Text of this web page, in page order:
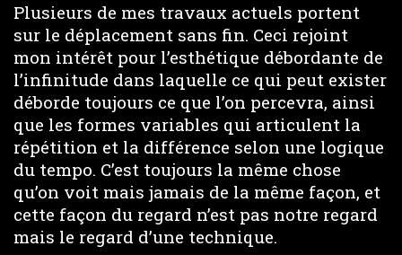
Plusieurs de mes travaux actuels portent
sur le déplacement sans fin. Ceci rejoint
mon intérêt pour l’esthétique débordante de
l’infinitude dans laquelle ce qui peut exister
déborde toujours ce que l’on percevra, ainsi
que les formes variables qui articulent la
répétition et la différence selon une logique
du tempo. C’est toujours la même chose
qu’on voit mais jamais de la même façon, et
cette façon du regard n’est pas notre regard
mais le regard d’une technique.